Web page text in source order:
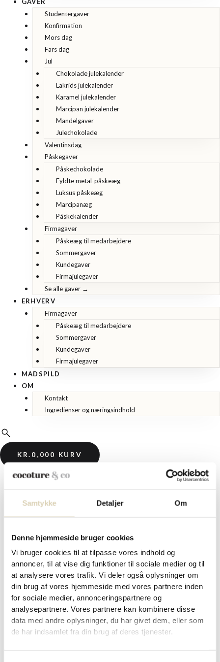
Samtykke Detaljer Om
Denne hjemmeside bruger cookies
Vi bruger cookies til at tilpasse vores indhold og
annoncer, til at vise dig funktioner til sociale medier og til
at analysere vores trafik. Vi deler også oplysninger om
din brug af vores hjemmeside med vores partnere inden
for sociale medier, annonceringspartnere og
analysepartnere. Vores partnere kan kombinere disse
data med andre oplysninger, du har givet dem, eller som
de har indsamlet fra din brug af deres tjenester.
Studentergaver
Konfirmation
Mors dag
Fars dag
Jul
Chokolade julekalender
Lakrids julekalender
Karamel julekalender
Marcipan julekalender
Mandelgaver
Julechokolade
Valentinsdag
Påskegaver
Påskechokolade
Fyldte metal-påskeæg
Luksus påskeæg
Marcipanæg
Påskekalender
Firmagaver
Påskeæg til medarbejdere
Sommergaver
Kundegaver
Firmajulegaver
Se alle gaver →
ERHVERV
Firmagaver
Påskeæg til medarbejdere
Sommergaver
Kundegaver
Firmajulegaver
MADSPILD
OM
Kontakt
Ingredienser og næringsindhold
KR. 0,00 0 KURV
Forside/Cocoture/ 10 x 2 stk. – Varm chokolade med
10 x 2 stk. – Varm chokolade med
skumfiduser fra Cocoture
kr. 260,00
10 x 2 stk. chokosticks med flødechokolade og små
pose.